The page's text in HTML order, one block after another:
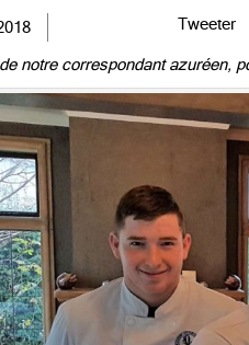
Tweeter
notre correspondant azuréen,